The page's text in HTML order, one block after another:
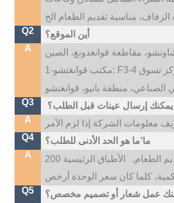
Q2
أين الموقع؟
A
Q3
إرسال عينات قبل الطلب؟
A
Q4
ما’ما هو الحد الأدنى للطلب؟
A
الطعام, الأطباق الرئيسية 200
Q5
عمل شعار أو تصميم مخصص؟